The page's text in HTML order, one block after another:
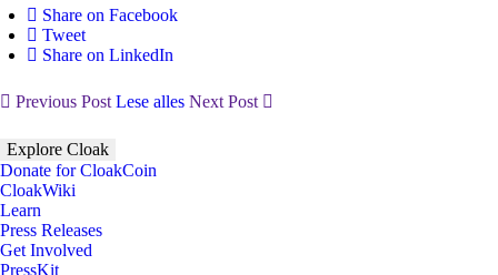
Share on Facebook
Tweet
Share on LinkedIn
Previous Post Lese alles Next Post
Explore Cloak
Donate for CloakCoin
CloakWiki
Learn
Press Releases
Get Involved
PressKit